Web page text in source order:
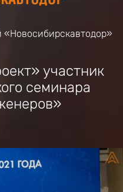
«Новосибирскавтодор»
участник
семинара